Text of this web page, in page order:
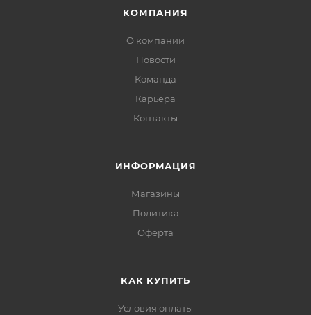
КОМПАНИЯ
О компании
Новости
Команда
Карьера
Контакты
ИНФОРМАЦИЯ
Магазины
Политика
Офертa
КАК КУПИТЬ
Условия оплаты